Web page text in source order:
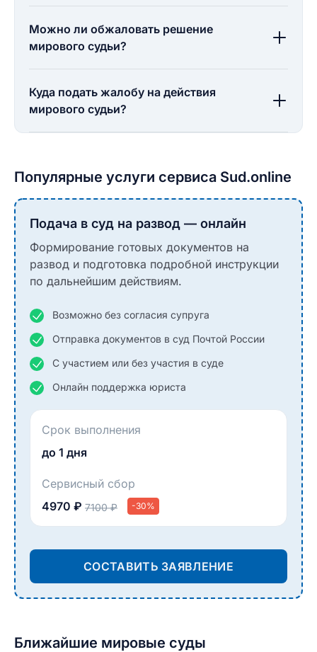
Можно ли обжаловать решение
мирового судьи?
Куда подать жалобу на действия
мирового судьи?
Популярные услуги сервиса Sud.online
Подача в суд на развод — онлайн
Формирование готовых документов на
развод и подготовка подробной инструкции
по дальнейшим действиям.
Возможно без согласия супруга
Отправка документов в суд Почтой России
С участием или без участия в суде
Онлайн поддержка юриста
Срок выполнения
до 1 дня
Сервисный сбор
4970 ₽ 7100 ₽ -30%
СОСТАВИТЬ ЗАЯВЛЕНИЕ
Ближайшие мировые суды